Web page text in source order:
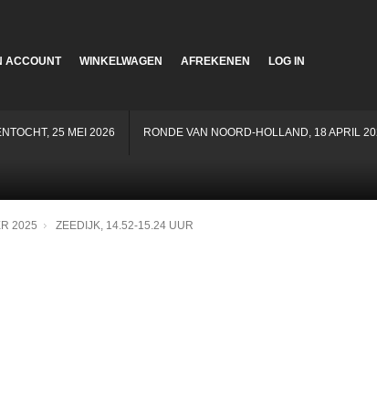
ACCOUNT WINKELWAGEN AFREKENEN LOG IN
25 MEI 2026 RONDE VAN NOORD-HOLLAND, 18 APRIL
2025 ZEEDIJK, 14.52-15.24 UUR